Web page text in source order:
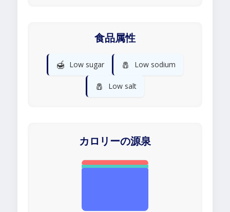
食品属性
🍯 Low sugar 🧂 Low sodium
🧂 Low salt
カロリーの源泉